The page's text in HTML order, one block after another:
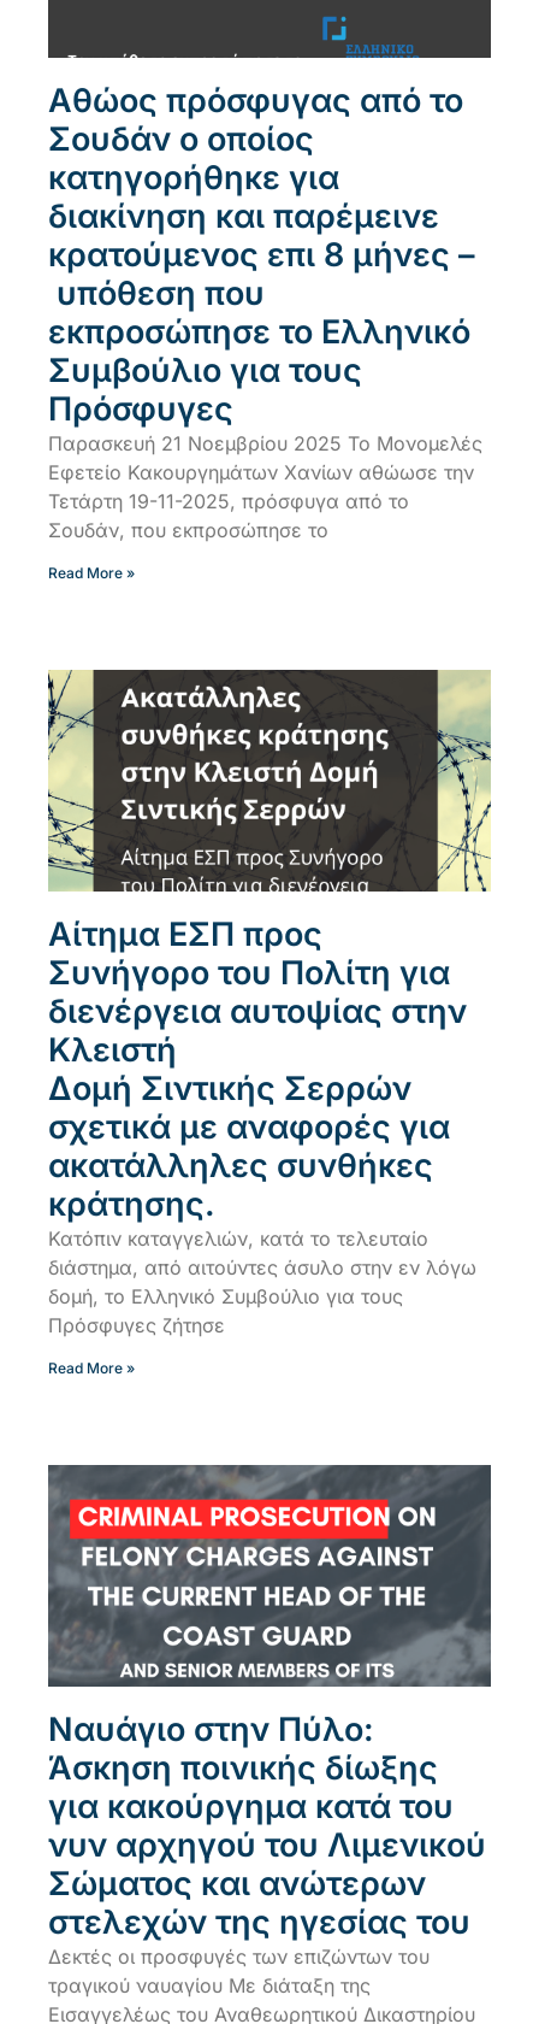
Αθώος πρόσφυγας από το
Σουδάν ο οποίος
κατηγορήθηκε για
διακίνηση και παρέμεινε
κρατούμενος επι 8 μήνες –
υπόθεση που
εκπροσώπησε το Ελληνικό
Συμβούλιο για τους
Πρόσφυγες
Παρασκευή 21 Νοεμβρίου 2025 Το Μονομελές
Εφετείο Κακουργημάτων Χανίων αθώωσε την
Τετάρτη 19-11-2025, πρόσφυγα από το
Σουδάν, που εκπροσώπησε το
Read More »
Αίτημα ΕΣΠ προς
Συνήγορο του Πολίτη για
διενέργεια αυτοψίας στην
Κλειστή
Δομή Σιντικής Σερρών
σχετικά με αναφορές για
ακατάλληλες συνθήκες
κράτησης.
Κατόπιν καταγγελιών, κατά το τελευταίο
διάστημα, από αιτούντες άσυλο στην εν λόγω
δομή, το Ελληνικό Συμβούλιο για τους
Πρόσφυγες ζήτησε
Read More »
Ναυάγιο στην Πύλο:
Άσκηση ποινικής δίωξης
για κακούργημα κατά του
νυν αρχηγού του Λιμενικού
Σώματος και ανώτερων
στελεχών της ηγεσίας του
Δεκτές οι προσφυγές των επιζώντων του
τραγικού ναυαγίου Με διάταξη της
Εισαγγελέως του Αναθεωρητικού Δικαστηρίου